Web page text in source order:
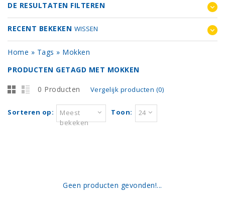
DE RESULTATEN FILTEREN
RECENT BEKEKEN WISSEN
Home » Tags » Mokken
PRODUCTEN GETAGD MET MOKKEN
0 Producten Vergelijk producten (0)
Sorteren op:
Meest
bekeken
Toon: 24
Geen producten gevonden!...